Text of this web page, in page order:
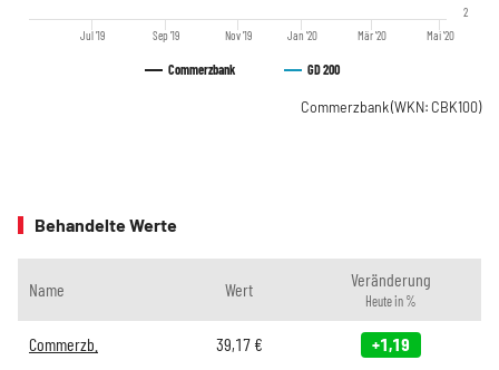
Commerzbank GD 200
Jul '19 Sep '19 Nov '19 Jan '20 Mär '20 Mai '20
2
Commerzbank(WKN: CBK100)
Behandelte Werte
Name Wert Veränderung
Heute in %
Commerzb. 39,17€ +1,19